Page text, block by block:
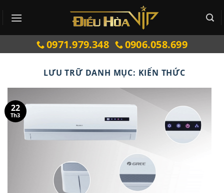
qua
0971.979.348 0906.058.699
LƯU TRỮ DANH MỤC: KIẾN THỨC
22
Th3